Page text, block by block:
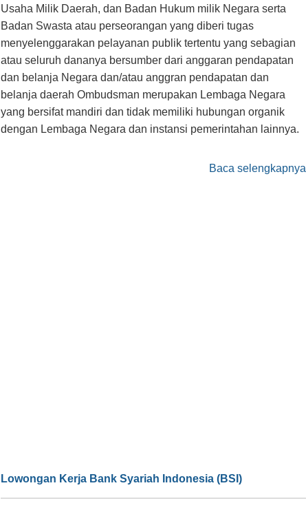
Usaha Milik Daerah, dan Badan Hukum milik Negara serta
Badan Swasta atau perseorangan yang diberi tugas
menyelenggarakan pelayanan publik tertentu yang sebagian
atau seluruh dananya bersumber dari anggaran pendapatan
dan belanja Negara dan/atau anggran pendapatan dan
belanja daerah Ombudsman merupakan Lembaga Negara
yang bersifat mandiri dan tidak memiliki hubungan organik
dengan Lembaga Negara dan instansi pemerintahan lainnya.
Baca selengkapnya
Lowongan Kerja Bank Syariah Indonesia (BSI)